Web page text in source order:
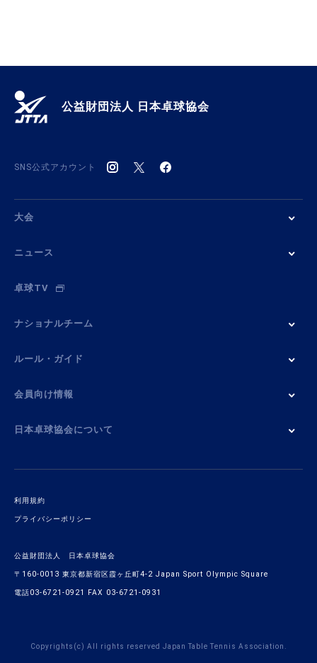
公益財団法人 日本卓球協会
SNS公式アカウント
大会
ニュース
卓球TV
ナショナルチーム
ルール・ガイド
会員向け情報
日本卓球協会について
利用規約
プライバシーポリシー
公益財団法人 日本卓球協会
〒160-0013 東京都新宿区霞ヶ丘町4-2 Japan Sport Olympic Square
電話03-6721-0921 FAX 03-6721-0931
Copyrights(c) All rights reserved Japan Table Tennis Association.